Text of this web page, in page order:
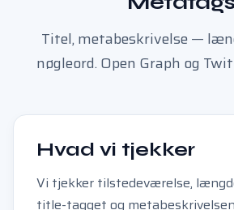
Titel, metabeskrivelse —
nøgleord. Open Graph og
Hvad vi tjekker
Vi tjekker tilstedeværelse,
title-tagget og